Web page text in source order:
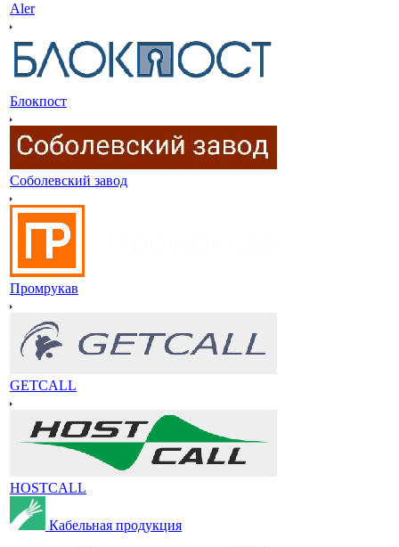
Aler
Блокпост
Соболевский завод
Промрукав
GETCALL
HOSTCALL
Кабельная продукция